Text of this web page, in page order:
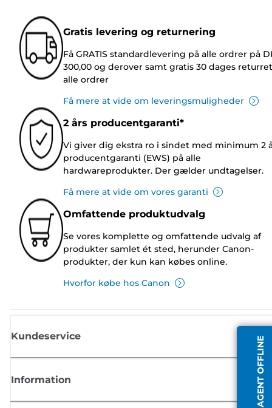
AGENT OFFLINE
Gratis levering og returnering
Få GRATIS standardlevering på alle ordrer på
300,00 og derover samt gratis 30 dages
alle ordrer
Få mere at vide om leveringsmuligheder
2 års producentgaranti*
Vi giver dig ekstra ro i sindet med minimum 2
producentgaranti (EWS) på alle
hardwareprodukter. Der gælder undtagelser.
Få mere at vide om vores garanti
Omfattende produktudvalg
Se vores komplette og omfattende udvalg af
produkter samlet ét sted, herunder Canon-
produkter, der kun kan købes online.
Hvorfor købe hos Canon
Kundeservice
Information